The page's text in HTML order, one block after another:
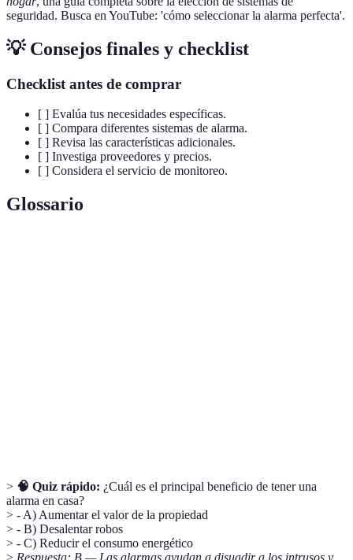
seguridad. Busca en YouTube: 'cómo seleccionar la alarma perfecta'.
💡 Consejos finales y checklist
Checklist antes de comprar
[ ] Evalúa tus necesidades específicas.
[ ] Compara diferentes sistemas de alarma.
[ ] Revisa las características adicionales.
[ ] Investiga proveedores y precios.
[ ] Considera el servicio de monitoreo.
Glossario
> 🧠 Quiz rápido: ¿Cuál es el principal beneficio de tener una
alarma en casa?
> - A) Aumentar el valor de la propiedad
> - B) Desalentar robos
> - C) Reducir el consumo energético